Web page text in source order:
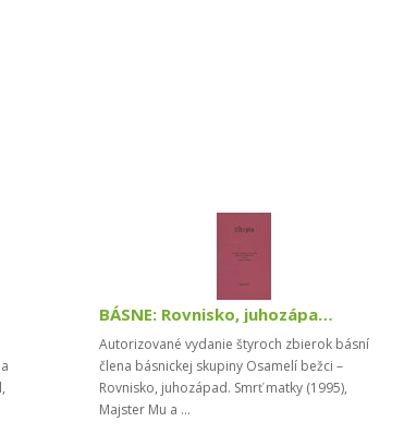
BÁSNE: Rovnisko, juhozápad. Smrť matky / Majster...
Autorizované vydanie štyroch zbierok básní
člena básnickej skupiny Osamelí bežci –
Rovnisko, juhozápad. Smrť matky (1995),
Majster Mu a ...